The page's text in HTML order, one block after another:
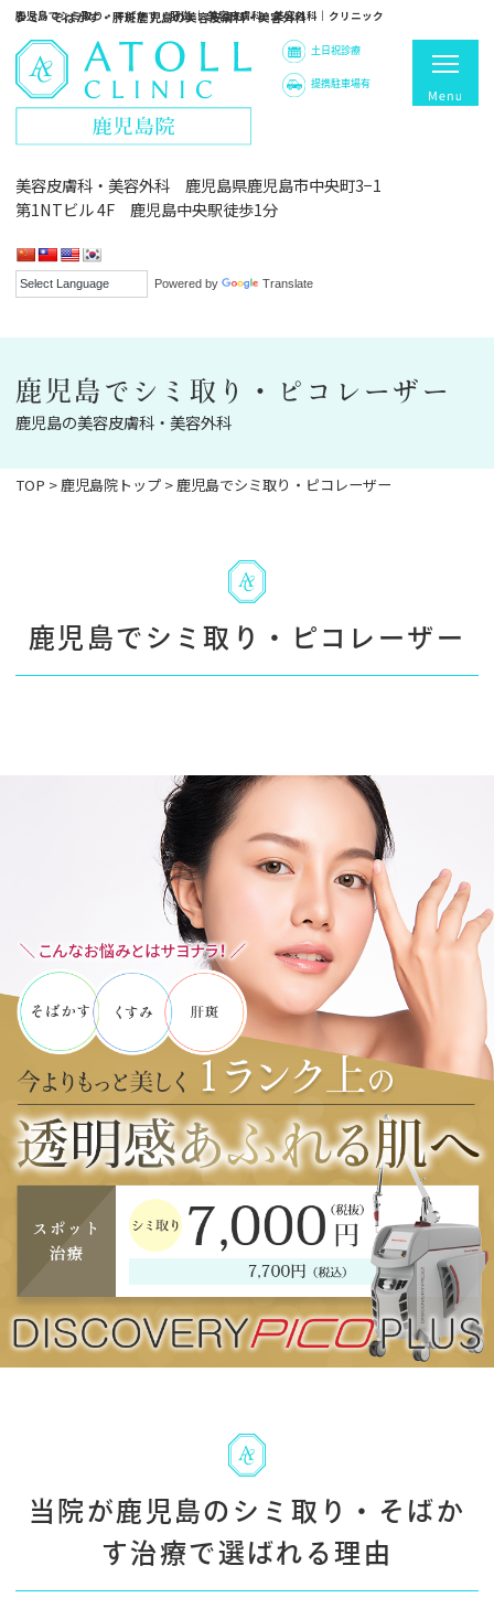
鹿児島でシミ取り・そばかす・肝斑 ｜ 美容皮膚科・美容外科｜クリニック
シミ・そばかす・肝斑鹿児島の美容皮膚科・美容外科
Powered by Translate
土日祝診療
提携駐車場有
美容皮膚科・美容外科 鹿児島県鹿児島市中央町3−1
第1NTビル 4F 鹿児島中央駅徒歩1分
鹿児島でシミ取り・ピコレーザー
鹿児島の美容皮膚科・美容外科
TOP > 鹿児島院トップ > 鹿児島でシミ取り・ピコレーザー
鹿児島でシミ取り・ピコレーザー
当院が鹿児島のシミ取り・そばか
す治療で選ばれる理由